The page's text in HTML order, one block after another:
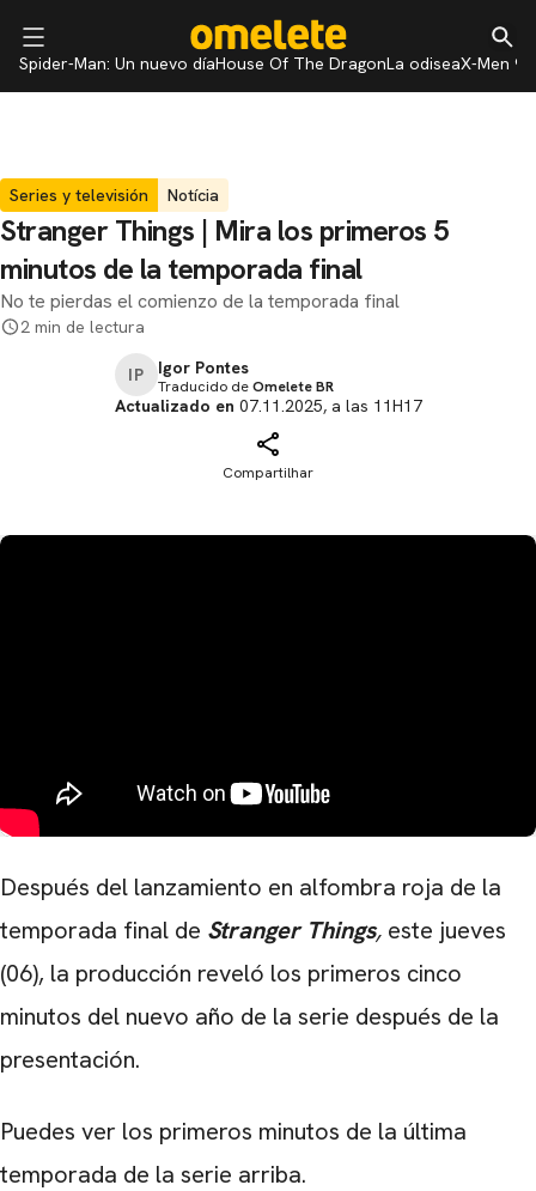
Spider-Man: Un nuevo díaHouse Of The DragonLa odiseaX-Men 97
Series y televisión Notícia
Stranger Things | Mira los primeros 5
minutos de la temporada final
No te pierdas el comienzo de la temporada final
2 min de lectura
IP Igor Pontes
Traducido deOmelete BR
Actualizado en 07.11.2025, a las 11H17
Compartilhar
Después del lanzamiento en alfombra roja de la
temporada final de Stranger Things, este jueves
(06), la producción reveló los primeros cinco
minutos del nuevo año de la serie después de la
presentación.
Puedes ver los primeros minutos de la última
temporada de la serie arriba.